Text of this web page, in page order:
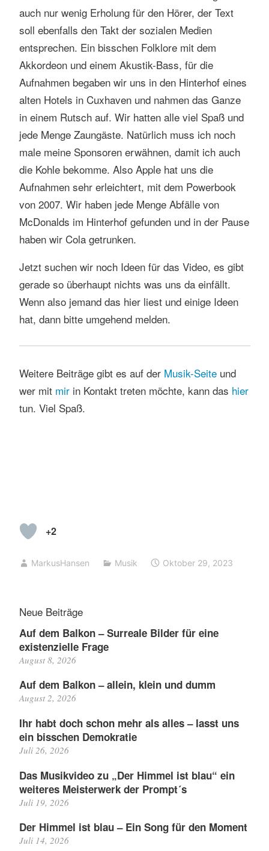
auch nur wenig Erholung für den Hörer, der Text
soll ebenfalls den Takt der sozialen Medien
entsprechen. Ein bisschen Folklore mit dem
Akkordeon und einem Akustik-Bass, für die
Aufnahmen begaben wir uns in den Hinterhof eines
alten Hotels in Cuxhaven und nahmen das Ganze
in einem Rutsch auf. Wir hatten alle viel Spaß und
jede Menge Zaungäste. Natürlich muss ich noch
male meine Sponsoren erwähnen, damit ich auch
die Kohle bekomme. Also Apple hat uns die
Aufnahmen sehr erleichtert, mit dem Powerbook
von 2007. Wir haben jede Menge Abfälle von
McDonalds im Hinterhof gefunden und in der Pause
haben wir Cola getrunken.
Jetzt suchen wir noch Ideen für das Video, es gibt
gerade so überhaupt nichts was uns da einfällt.
Wenn also jemand das hier liest und einige Ideen
hat, dann bitte umgehend melden.
Weitere Beiträge gibt es auf der Musik-Seite und
wer mit mirin Kontakt treten möchte, kann das hier
tun. Viel Spaß.
+2
MarkusHansen Musik Oktober 29, 2023
Neue Beiträge
Auf dem Balkon – Surreale Bilder für eine
existenzielle Frage
August 8, 2026
Auf dem Balkon – allein, klein und dumm
August 2, 2026
Ihr habt doch schon mehr als alles – lasst uns
ein bisschen Demokratie
Juli 26, 2026
Das Musikvideo zu „Der Himmel ist blau“ ein
weiteres Meisterwerk der Prompt´s
Juli 19, 2026
Der Himmel ist blau – Ein Song für den Moment
Juli 14, 2026